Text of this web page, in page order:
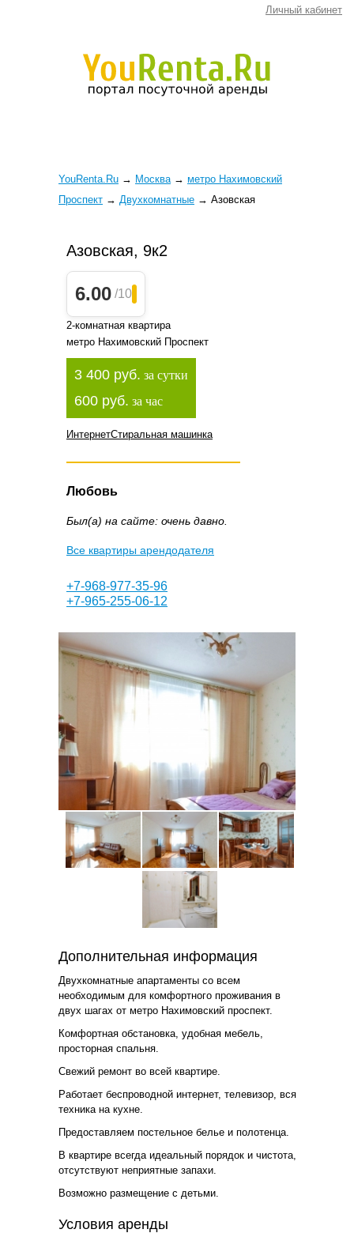
Личный кабинет
YouRenta.Ru → Москва → метро Нахимовский
Проспект → Двухкомнатные → Азовская
Азовская, 9к2
6.00 /10
2-комнатная квартира
метро Нахимовский Проспект
3 400 руб. за сутки
600 руб. за час
ИнтернетСтиральная машинка
Любовь
Был(а) на сайте: очень давно.
Все квартиры арендодателя
+7-968-977-35-96
+7-965-255-06-12
Дополнительная информация
Двухкомнатные апартаменты со всем
необходимым для комфортного проживания в
двух шагах от метро Нахимовский проспект.
Комфортная обстановка, удобная мебель,
просторная спальня.
Свежий ремонт во всей квартире.
Работает беспроводной интернет, телевизор, вся
техника на кухне.
Предоставляем постельное белье и полотенца.
В квартире всегда идеальный порядок и чистота,
отсутствуют неприятные запахи.
Возможно размещение с детьми.
Условия аренды